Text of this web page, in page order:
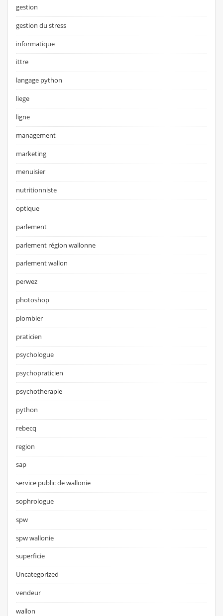
gestion
gestion du stress
informatique
ittre
langage python
liege
ligne
management
marketing
menuisier
nutritionniste
optique
parlement
parlement région wallonne
parlement wallon
perwez
photoshop
plombier
praticien
psychologue
psychopraticien
psychotherapie
python
rebecq
region
sap
service public de wallonie
sophrologue
spw
spw wallonie
superficie
Uncategorized
vendeur
wallon